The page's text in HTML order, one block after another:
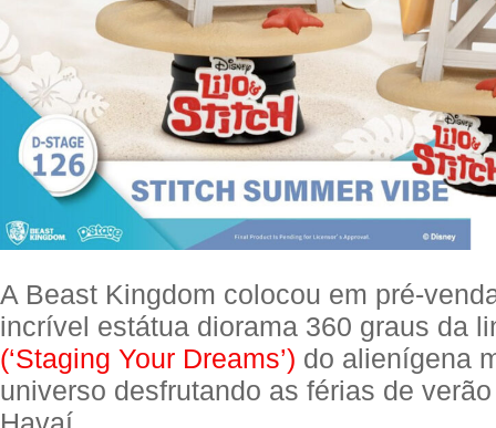
A Beast Kingdom colocou em pré-
incrível estátua diorama 360 graus da
(‘Staging Your Dreams’) do alienígena
universo desfrutando as férias de